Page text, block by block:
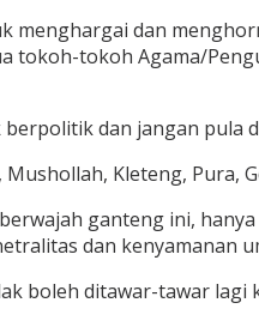
menghargai dan
tokoh-tokoh Agama/
dan jangan pula
Kleteng,
ganteng ini,
dan kenyamanan
boleh ditawar-tawar